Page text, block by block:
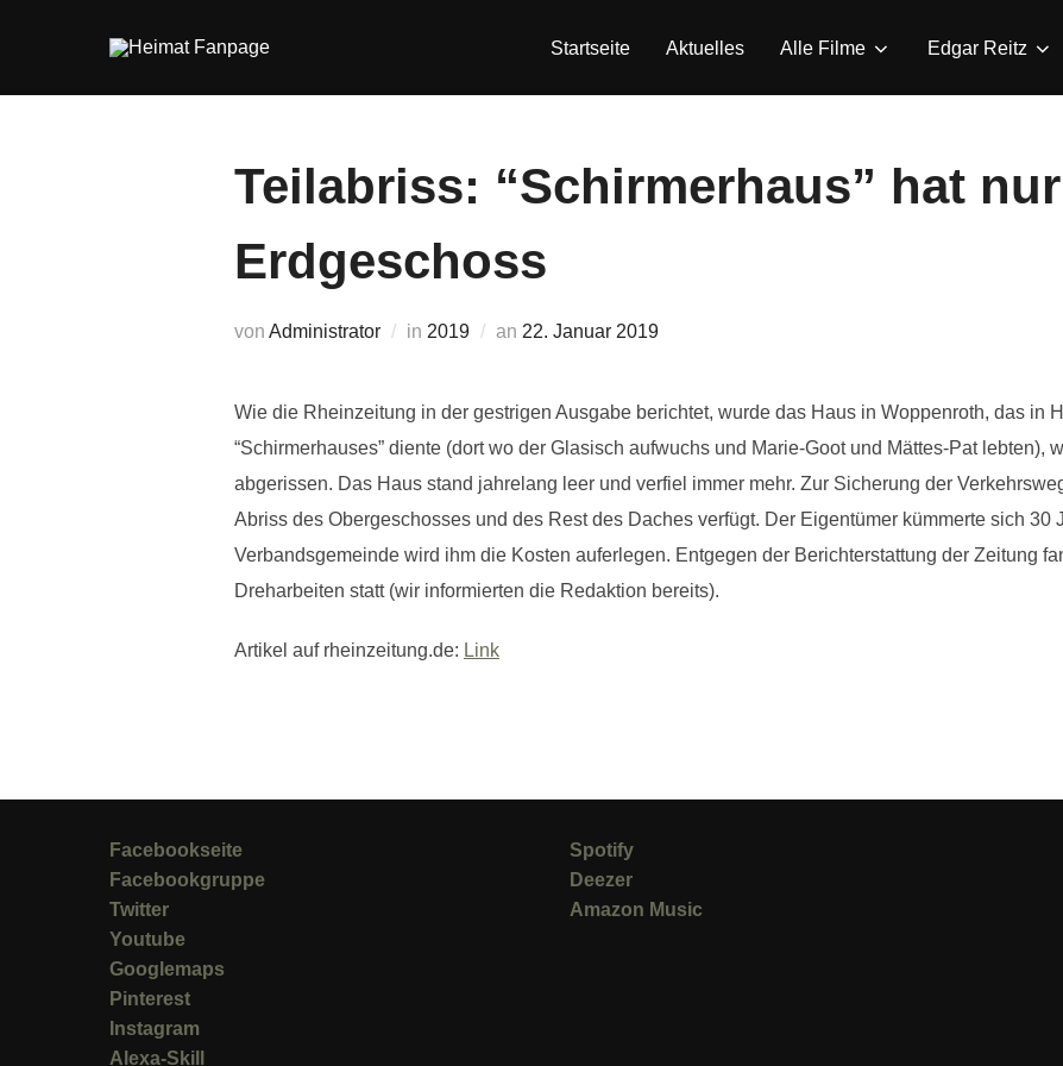
Startseite Aktuelles Alle Filme Edgar Reitz
Teilabriss: “Schirmerhaus” hat
Erdgeschoss
von Administrator in 2019 an Veröffentlicht
22. Januar 2019
Wie die Rheinzeitung in der gestrigen Ausgabe berichtet, wurde das Haus in Woppenroth, das in
“Schirmerhauses” diente (dort wo der Glasisch aufwuchs und Marie-Goot und Mättes-Pat lebten),
abgerissen. Das Haus stand jahrelang leer und verfiel immer mehr. Zur Sicherung der
Abriss des Obergeschosses und des Rest des Daches verfügt. Der Eigentümer kümmerte sich 30
Verbandsgemeinde wird ihm die Kosten auferlegen. Entgegen der Berichterstattung der Zeitung
Dreharbeiten statt (wir informierten die Redaktion bereits).
Artikel auf rheinzeitung.de: Link
Facebookseite
Facebookgruppe
Twitter
Youtube
Googlemaps
Pinterest
Instagram
Alexa-Skill
Spotify
Deezer
Amazon Music